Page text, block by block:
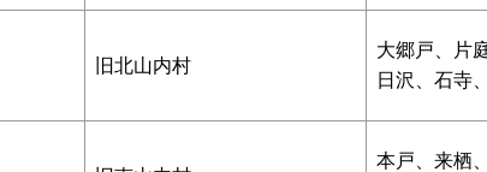
旧北山内村
大郷戸、片
日沢、石寺
本戸、来栖